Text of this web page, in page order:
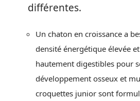
différentes.
Un chaton en croissance a
densité énergétique élevée
hautement digestibles pour
développement osseux et
croquettes junior sont